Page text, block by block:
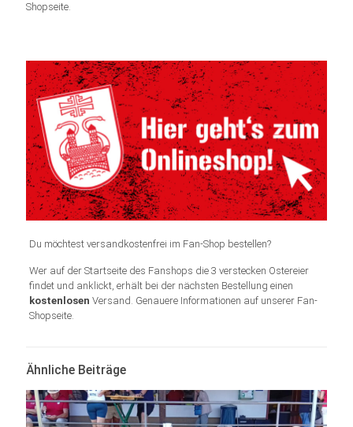
Shopseite.
Du möchtest versandkostenfrei im Fan-Shop bestellen?
Wer auf der Startseite des Fanshops die 3 verstecken Ostereier
findet und anklickt, erhält bei der nächsten Bestellung einen
kostenlosen Versand. Genauere Informationen auf unserer Fan-
Shopseite.
Ähnliche Beiträge